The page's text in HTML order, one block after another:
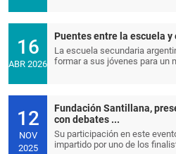
16
ABR 2026
Puentes entre la escuela
La escuela secundaria
formar a sus jóvenes para un
12
NOV
2025
Fundación Santillana,
con debates ...
Su participación en este
impartido por uno de los